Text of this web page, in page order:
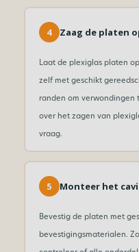
4 Zaag de platen
Laat de plexiglas platen
zelf met geschikt
randen om verwondingen
over het zagen van
vraag.
5 Monteer het
Bevestig de platen met
bevestigingsmaterialen.